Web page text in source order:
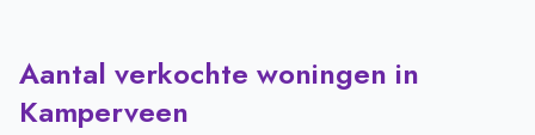
Aantal verkochte woningen in
Kamperveen